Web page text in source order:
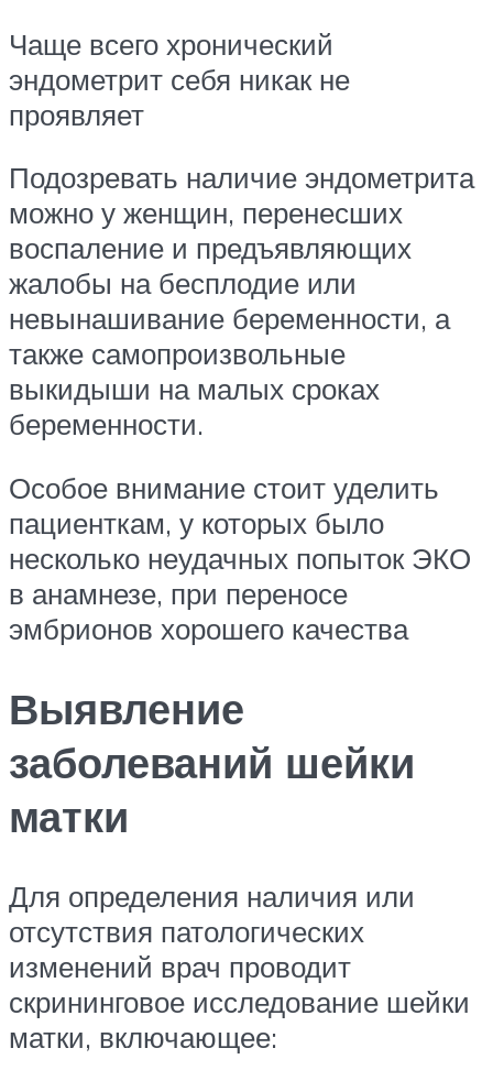
Чаще всего хронический
эндометрит себя никак не
проявляет
Подозревать наличие эндометрита
можно у женщин, перенесших
воспаление и предъявляющих
жалобы на бесплодие или
невынашивание беременности, а
также самопроизвольные
выкидыши на малых сроках
беременности.
Особое внимание стоит уделить
пациенткам, у которых было
несколько неудачных попыток ЭКО
в анамнезе, при переносе
эмбрионов хорошего качества
Выявление
заболеваний шейки
матки
Для определения наличия или
отсутствия патологических
изменений врач проводит
скрининговое исследование шейки
матки, включающее: